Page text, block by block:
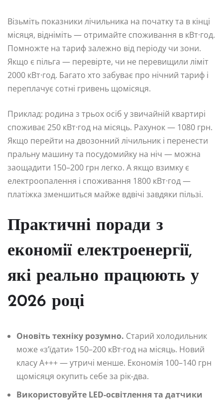
Візьміть показники лічильника на початку та в кінці
місяця, відніміть — отримайте споживання в кВт·год.
Помножте на тариф залежно від періоду чи зони.
Якщо є пільга — перевірте, чи не перевищили ліміт
2000 кВт·год. Багато хто забуває про нічний тариф і
переплачує сотні гривень щомісяця.
Приклад: родина з трьох осіб у звичайній квартирі
споживає 250 кВт·год на місяць. Рахунок — 1080 грн.
Якщо перейти на двозонний лічильник і перенести
пральну машину та посудомийку на ніч — можна
заощадити 150–200 грн легко. А якщо взимку є
електроопалення і споживання 1800 кВт·год —
платіжка зменшиться майже вдвічі завдяки пільзі.
Практичні поради з
економії електроенергії,
які реально працюють у
2026 році
Оновіть техніку розумно. Старий холодильник
може «з’їдати» 150–200 кВт·год на місяць. Новий
класу А+++ — утричі менше. Економія 100–140 грн
щомісяця окупить себе за рік-два.
Використовуйте LED-освітлення та датчики